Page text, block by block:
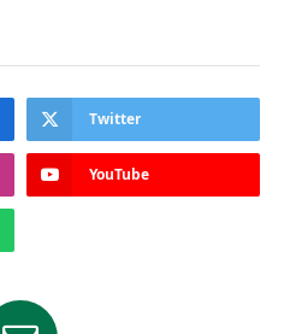
Twitter
YouTube